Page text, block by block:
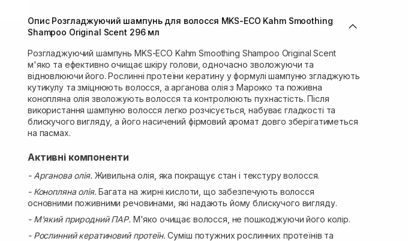
Самовивіз м. Рівне, вул. Кулика і Гудачека 23 (ТЦ
Екватор)
Немає в наявності!
Опис Розгладжуючий шампунь для волосся MKS-ECO Kahm Smoothing
Shampoo Original Scent 296 мл
Розгладжуючий шампунь MKS-ECO Kahm Smoothing Shampoo Original Scent
м'яко та ефективно очищає шкіру голови, одночасно зволожуючи та
відновлюючи його. Рослинні протеїни кератину у формулі шампуню згладжують
кутикулу та зміцнюють волосся, а арганова олія з Марокко та поживна
конопляна олія зволожують волосся та контролюють пухнастість. Після
використання шампуню волосся легко розчісується, набуває гладкості та
блискучого вигляду, а його насичений фірмовий аромат довго зберігатиметься
на пасмах.
Активні компоненти
- Арганова олія. Живильна олія, яка покращує стан і текстуру волосся.
- Конопляна олія.Багата на жирні кислоти, що забезпечують волосся
основними поживними речовинами, які надають йому блискучого вигляду.
- М'який природний ПАР. М'яко очищає волосся, не пошкоджуючи його колір.
- Рослинний кератиновий протеїн.Суміш потужних рослинних протеїнів та